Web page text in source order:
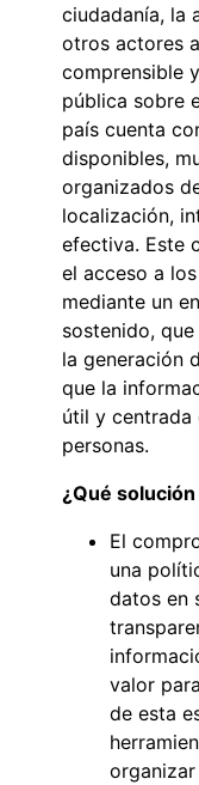
ciudadanía, la
otros actores
comprensible
pública sobre
país cuenta
disponibles,
organizados
localización,
efectiva. Este
el acceso a
mediante un
sostenido,
la generación
que la
útil y centrada
personas.
¿Qué
El
una
datos en
valor
de esta